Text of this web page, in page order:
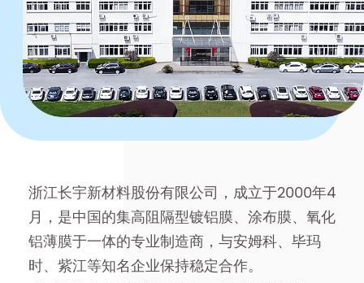
浙江长宇新材料股份有限公司，成立于2000年4
月，是中国的集高阻隔型镀铝膜、涂布膜、氧化
铝薄膜于一体的专业制造商，与安姆科、毕玛
时、紫江等知名企业保持稳定合作。